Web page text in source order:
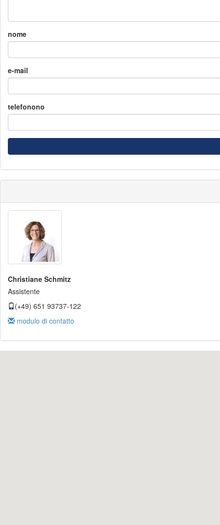
nome
e-mail
telefonono
Christiane Schmitz
Assistente
(+49) 651 93737-122
modulo di contatto